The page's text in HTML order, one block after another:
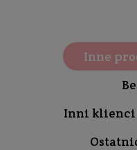
Inne
Inni klienci